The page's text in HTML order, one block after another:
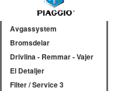
Avgassystem
Bromsdelar
Drivlina - Remmar - Vajer
El Detaljer
Filter / Service 3